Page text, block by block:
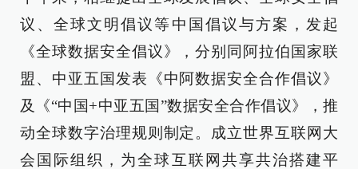
议、全球文明倡议等中国倡议与方案，发起
《全球数据安全倡议》，分别同阿拉伯国家联
盟、中亚五国发表《中阿数据安全合作倡议》
及《“中国+中亚五国”数据安全合作倡议》，推
动全球数字治理规则制定。成立世界互联网大
会国际组织，为全球互联网共享共治搭建平